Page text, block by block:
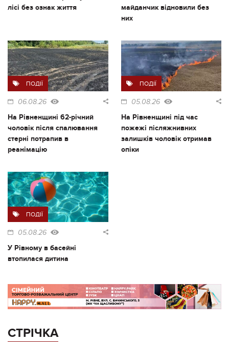
лісі без ознак життя
майданчик відновили без
них
ПОДІЇ
06.08.26
На Рівненщині 62-річний
чоловік після спалювання
стерні потрапив в
реанімацію
ПОДІЇ
05.08.26
На Рівненщині під час
пожежі післяжнивних
залишків чоловік отримав
опіки
ПОДІЇ
05.08.26
У Рівному в басейні
втопилася дитина
СТРІЧКА